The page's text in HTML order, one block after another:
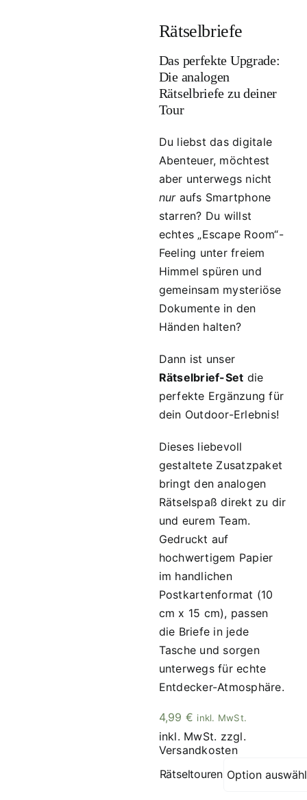
Rätselbriefe
Das perfekte Upgrade:
Die analogen
Rätselbriefe zu deiner
Tour
Du liebst das digitale
Abenteuer, möchtest
aber unterwegs nicht
nuraufs Smartphone
starren? Du willst
echtes „Escape Room“-
Feeling unter freiem
Himmel spüren und
gemeinsam mysteriöse
Dokumente in den
Händen halten?
Dann ist unser
Rätselbrief-Set die
perfekte Ergänzung für
dein Outdoor-Erlebnis!
Dieses liebevoll
gestaltete Zusatzpaket
bringt den analogen
Rätselspaß direkt zu dir
und eurem Team.
Gedruckt auf
hochwertigem Papier
im handlichen
Postkartenformat (10
cm x 15 cm), passen
die Briefe in jede
Tasche und sorgen
unterwegs für echte
Entdecker-Atmosphäre.
4,99 € inkl. MwSt.
inkl. MwSt. zzgl.
Versandkosten
Rätseltouren